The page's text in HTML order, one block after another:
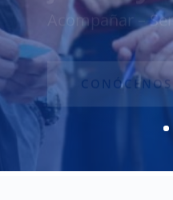
CONÓCENOS